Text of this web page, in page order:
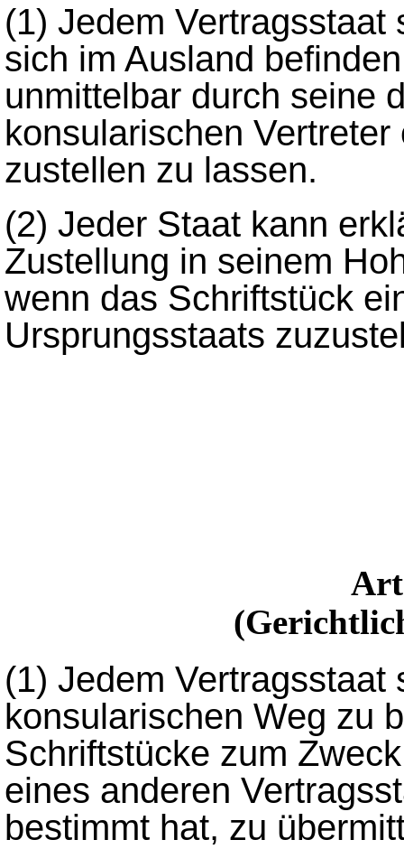
(1) Jedem Vertragsstaat
sich im Ausland
unmittelbar durch seine
konsularischen
zustellen zu lassen.
(2) Jeder Staat kann
Zustellung in seinem
wenn das Schriftstück
Ursprungsstaats
(1) Jedem Vertragsstaat
konsularischen Weg zu
Schriftstücke zum
eines anderen
bestimmt hat, zu